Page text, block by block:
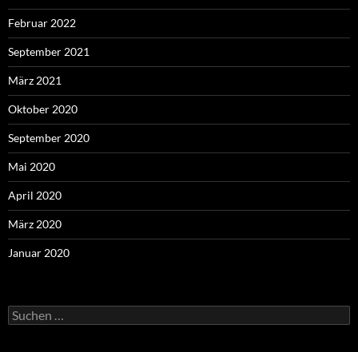
Februar 2022
September 2021
März 2021
Oktober 2020
September 2020
Mai 2020
April 2020
März 2020
Januar 2020
Suchen
nach: